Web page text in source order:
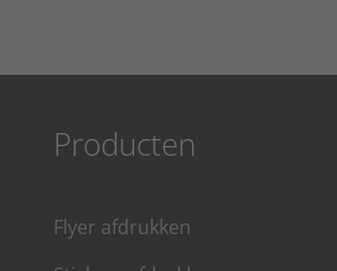
Producten
Flyer afdrukken